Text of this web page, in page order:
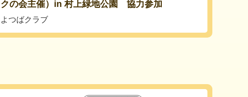
クの会主催）in 村上緑地公園 協力参加
よつばクラブ